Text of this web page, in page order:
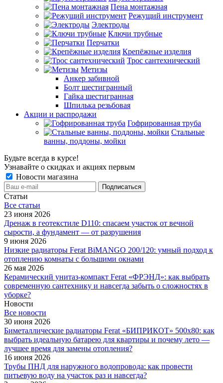
Пена монтажная
Режущий инструмент
Электроды
Ключи трубные
Перчатки
Крепёжные изделия
Трос сантехнический
Метизы
Анкер забивной
Болт шестигранный
Гайка шестигранная
Шпилька резьбовая
Акции и распродажи
Гофрированная труба
Стальные
ванны, поддоны, мойки
Будьте всегда в курсе!
Узнавайте о скидках и акциях первым
Новости магазина
Статьи
Все cтатьи
23 июня 2026
Дренаж в геотекстиле D110: спасаем участок от вечной
сырости, а фундамент — от разрушения
9 июня 2026
Низкие радиаторы Ferat BiMANGO 200/120: умный подход к
отоплению комнаты с большими окнами
26 мая 2026
Керамический унитаз-компакт Ferat «ФРЭНД»: как выбрать
современную сантехнику и навсегда забыть о сложностях в
уборке?
Новости
Все новости
30 июня 2026
Биметаллические радиаторы Ferat «БИПРИКОТ» 500x80: как
выбрать идеальную батарею для квартиры и почему лето —
лучшее время для замены отопления?
16 июня 2026
Трубы ПНД для наружного водопровода: как провести
питьевую воду на участок раз и навсегда?